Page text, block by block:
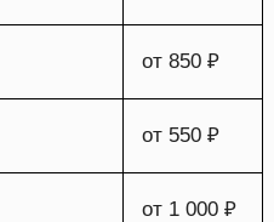
от 850 ₽
от 550 ₽
от 1 000 ₽